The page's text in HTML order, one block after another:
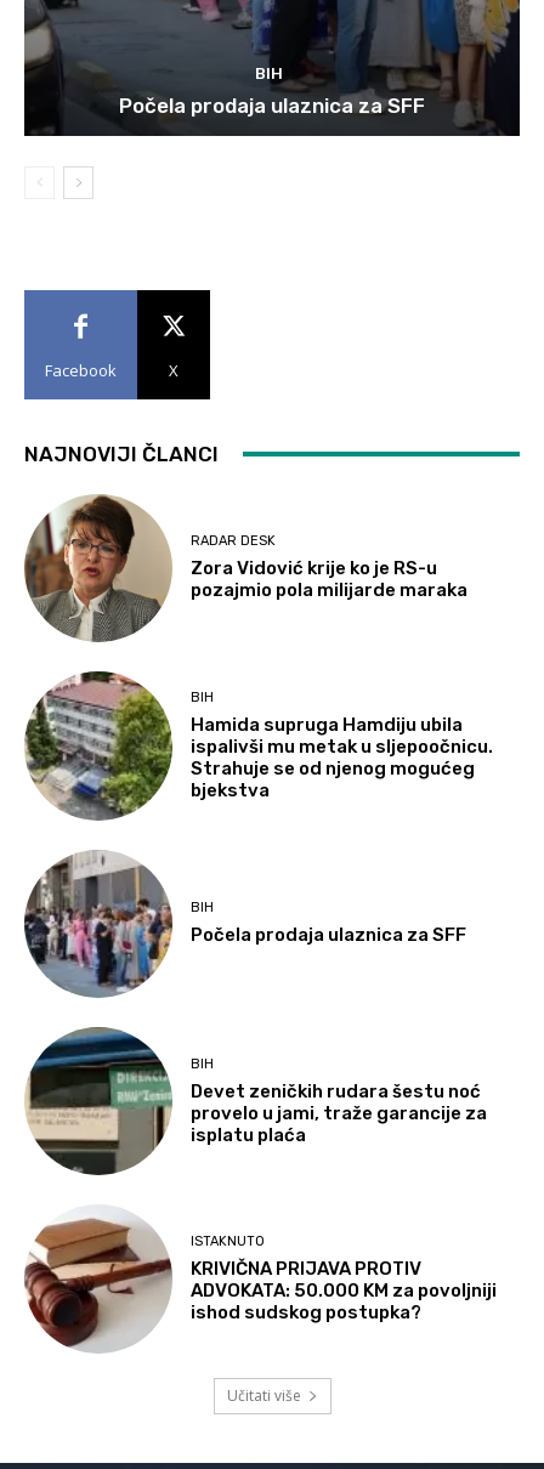
BIH
Počela prodaja ulaznica za SFF
Facebook X
NAJNOVIJI ČLANCI
RADAR DESK
Zora Vidović krije ko je RS-u
pozajmio pola milijarde maraka
BIH
Hamida supruga Hamdiju ubila
ispalivši mu metak u sljepoočnicu.
Strahuje se od njenog mogućeg
bjekstva
BIH
Počela prodaja ulaznica za SFF
BIH
Devet zeničkih rudara šestu noć
provelo u jami, traže garancije za
isplatu plaća
ISTAKNUTO
KRIVIČNA PRIJAVA PROTIV
ADVOKATA: 50.000 KM za povoljniji
ishod sudskog postupka?
Učitati više